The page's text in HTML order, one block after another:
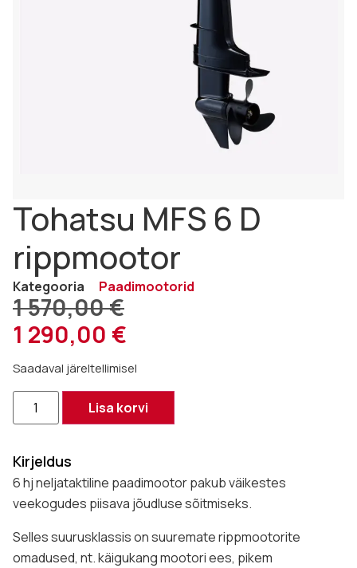
Tohatsu MFS 6 D
rippmootor
Kategooria Paadimootorid
1 570,00€
1 290,00 €
Saadaval järeltellimisel
Lisa korvi
Kirjeldus
6 hj neljataktiline paadimootor pakub väikestes
veekogudes piisava jõudluse sõitmiseks.
Selles suurusklassis on suuremate rippmootorite
omadused, nt. käigukang mootori ees, pikem